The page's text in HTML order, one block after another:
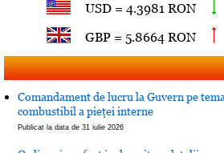
USD = 4.3981 RON
GBP = 5.8664 RON
Comandament de lucru la Guvern pe
combustibil a pieţei interne
Publicat la data de 31 iulie 2026